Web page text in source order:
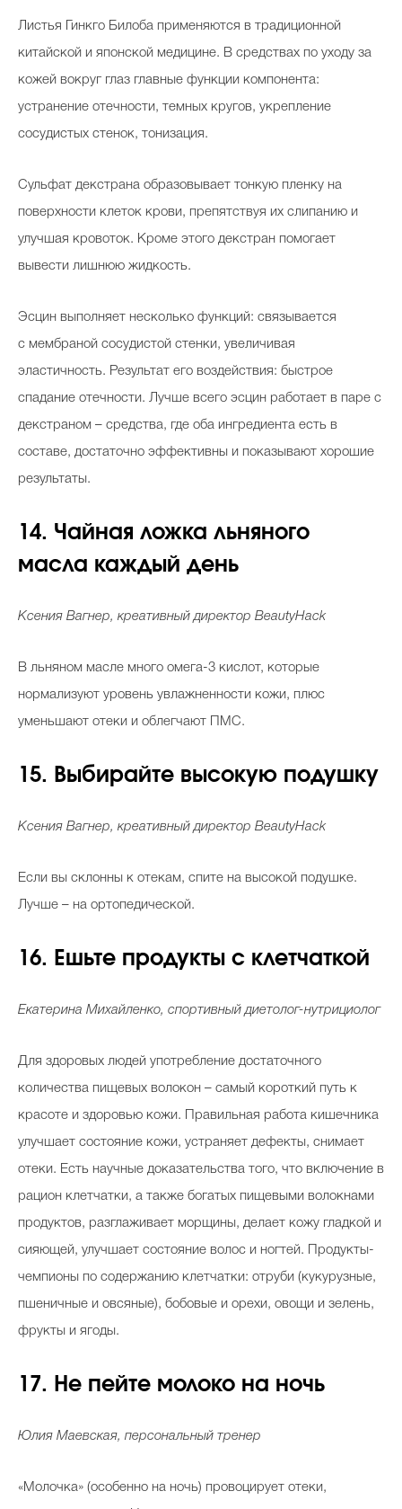
Листья Гинкго Билоба применяются в традиционной
китайской и японской медицине. В средствах по уходу за
кожей вокруг глаз главные функции компонента:
устранение отечности, темных кругов, укрепление
сосудистых стенок, тонизация.
Сульфат декстрана образовывает тонкую пленку на
поверхности клеток крови, препятствуя их слипанию и
улучшая кровоток. Кроме этого декстран помогает
вывести лишнюю жидкость.
Эсцин выполняет несколько функций: связывается
с мембраной сосудистой стенки, увеличивая
эластичность. Результат его воздействия: быстрое
спадание отечности. Лучше всего эсцин работает в паре с
декстраном – средства, где оба ингредиента есть в
составе, достаточно эффективны и показывают хорошие
результаты.
14. Чайная ложка льняного
масла каждый день
Ксения Вагнер, креативный директор BeautyHack
В льняном масле много омега-3 кислот, которые
нормализуют уровень увлажненности кожи, плюс
уменьшают отеки и облегчают ПМС.
15. Выбирайте высокую подушку
Ксения Вагнер, креативный директор BeautyHack
Если вы склонны к отекам, спите на высокой подушке.
Лучше – на ортопедической.
16. Ешьте продукты с клетчаткой
Екатерина Михайленко, спортивный диетолог-нутрициолог
Для здоровых людей употребление достаточного
количества пищевых волокон – самый короткий путь к
красоте и здоровью кожи. Правильная работа кишечника
улучшает состояние кожи, устраняет дефекты, снимает
отеки. Есть научные доказательства того, что включение в
рацион клетчатки, а также богатых пищевыми волокнами
продуктов, разглаживает морщины, делает кожу гладкой и
сияющей, улучшает состояние волос и ногтей. Продукты-
чемпионы по содержанию клетчатки: отруби (кукурузные,
пшеничные и овсяные), бобовые и орехи, овощи и зелень,
фрукты и ягоды.
17. Не пейте молоко на ночь
Юлия Маевская, персональный тренер
«Молочка» (особенно на ночь) провоцирует отеки,